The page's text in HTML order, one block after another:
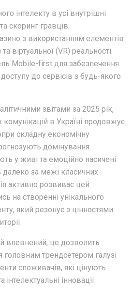
інтелекту в усі внутрішні
скоринг гравців.
з використанням елементів
віртуальної (VR) реальності.
Mobile-first для забезпечення
до сервісів з будь-якого
звітами за 2025 рік,
в Україні продовжує
складну економічну
домінування
у живі та емоційно насичені
за межі класичних
активно розвиває цей
на створенні унікального
який резонує з цінностями
впевнений, це дозволить
трендсетером галузі
споживачів, які цінують
інтелектуальні інновації.